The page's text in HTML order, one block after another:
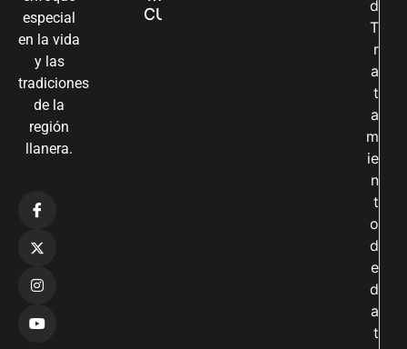
especial
en la vida
y las
tradiciones
de la
región
llanera.
CUIDAN Y CREAN’
d
T
r
a
t
a
m
ie
n
t
o
d
e
d
a
t